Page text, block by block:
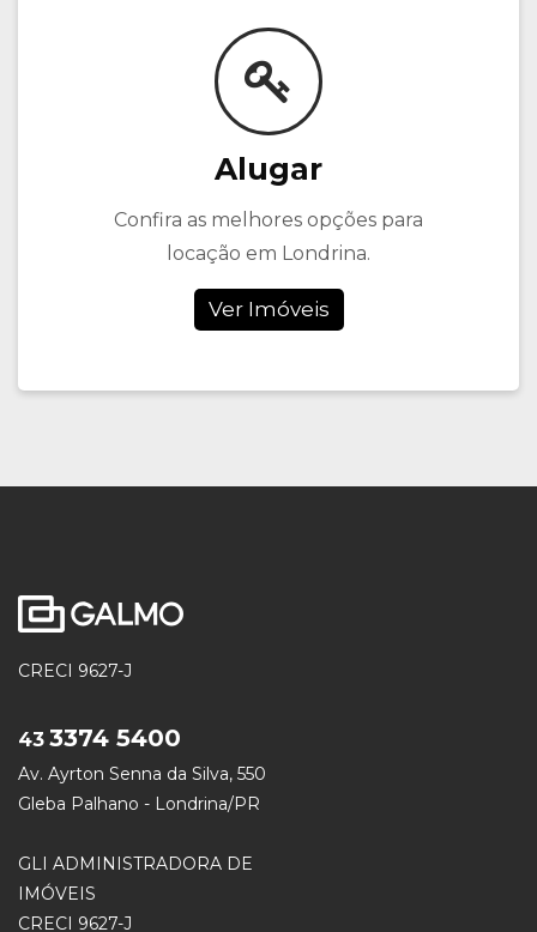
Alugar
Confira as melhores opções para
locação em Londrina.
Ver Imóveis
CRECI 9627-J
43 3374 5400
Av. Ayrton Senna da Silva, 550
Gleba Palhano - Londrina/PR
GLI ADMINISTRADORA DE
IMÓVEIS
CRECI 9627-J